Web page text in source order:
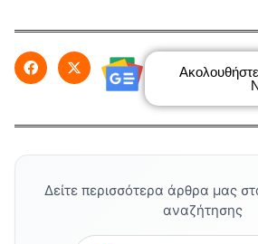
Δείτε περισσότερα άρθρα μας
αναζήτησης